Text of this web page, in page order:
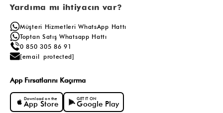
Yardıma mı ihtiyacın var?
Müşteri Hizmetleri WhatsApp Hattı
Toptan Satış Whatsapp Hattı
0 850 305 86 91
[email protected]
App Fırsatlarını Kaçırma
Download on the
App Store
GET IT ON
Google Play